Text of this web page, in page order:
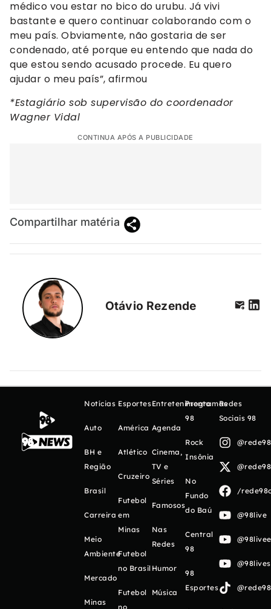
médico vou estar no bico do urubu. Já vivi
bastante e quero continuar colaborando com o
meu país. Obviamente, não gostaria de ser
condenado, até porque eu entendo que nada do
que estou sendo acusado procede. Eu quero
ajudar o meu país”, afirmou
*Estagiário sob supervisão do coordenador
Wagner Vidal
CONTINUA APÓS A PUBLICIDADE
Compartilhar matéria
Otávio Rezende
Notícias
Auto
BH e
Região
Brasil
Carreira
Meio
Ambiente
Mercado
Minas
Esportes
América
Atlético
Cruzeiro
Futebol
em
Minas
Futebol
no Brasil
Futebol
no
Entretenimento
Agenda
Cinema,
TV e
Séries
Famosos
Nas
Redes
Humor
Música
Programas
98
Rock
Insônia
No
Fundo
do Baú
Central
98
98
Esportes
Redes
Sociais 98
/
@98live